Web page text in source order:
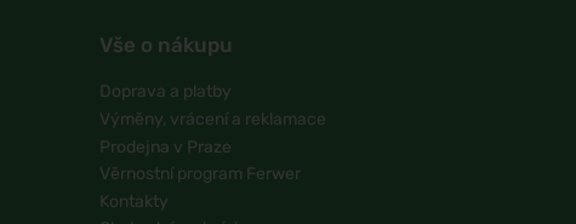
Vše o nákupu
Doprava a platby
Výměny, vrácení a reklamace
Prodejna v Praze
Věrnostní program Ferwer
Kontakty